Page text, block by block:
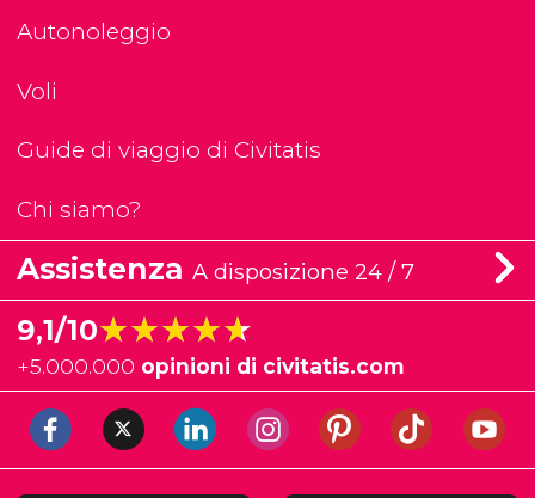
Autonoleggio
Voli
Guide di viaggio di Civitatis
Chi siamo?
Assistenza A disposizione 24 / 7
9,1/10★★★★★
★★★★★
+5.000.000 opinioni di civitatis.com